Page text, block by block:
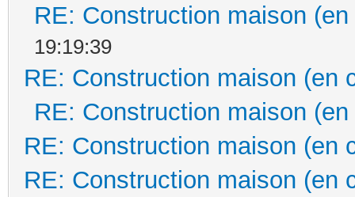
RE: Construction maison
19:19:39
RE: Construction maison (en
RE: Construction maison
RE: Construction maison (en
RE: Construction maison (en